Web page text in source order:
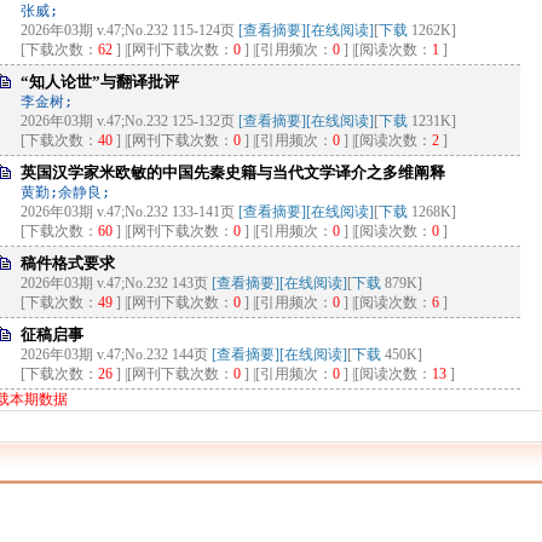
张威;
2026年03期 v.47;No.232 115-124页 [查看摘要][在线阅读] [下载1262K]
[下载次数： 62] |[网刊下载次数： 0] |[引用频次： 0] |[阅读次数： 1]
“知人论世”与翻译批评
李金树;
2026年03期 v.47;No.232 125-132页 [查看摘要][在线阅读] [下载1231K]
[下载次数： 40] |[网刊下载次数： 0] |[引用频次： 0] |[阅读次数： 2]
英国汉学家米欧敏的中国先秦史籍与当代文学译介之多维阐释
黄勤;余静良;
2026年03期 v.47;No.232 133-141页 [查看摘要][在线阅读] [下载1268K]
[下载次数： 60] |[网刊下载次数： 0] |[引用频次： 0] |[阅读次数： 0]
稿件格式要求
2026年03期 v.47;No.232 143页 [查看摘要][在线阅读] [下载879K]
[下载次数： 49] |[网刊下载次数： 0] |[引用频次： 0] |[阅读次数： 6]
征稿启事
2026年03期 v.47;No.232 144页 [查看摘要][在线阅读] [下载450K]
[下载次数： 26] |[网刊下载次数： 0] |[引用频次： 0] |[阅读次数： 13]
本期数据